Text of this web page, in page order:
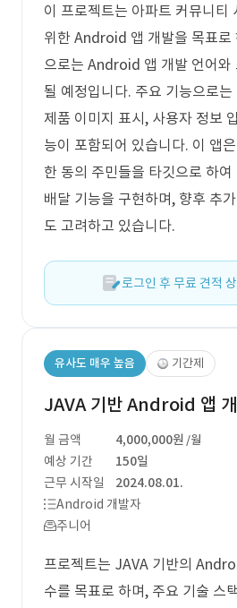
이 프로젝트는 아파트 커뮤니티
위한 Android 앱 개발을 목표로
으로는 Android 앱 개발 언어와
될 예정입니다. 주요 기능으로
제품 이미지 표시, 사용자 정보
능이 포함되어 있습니다. 이 앱
한 동의 주민들을 타깃으로 하
배달 기능을 구현하며, 향후 추
도 고려하고 있습니다.
로그인 후 무료 견적
유사도 매우 높음 기간제
JAVA 기반 Android 앱
월 금액 4,000,000원 /월
예상 기간
150일
근무 시작일
2024.08.01.
Android 개발자
주니어
프로젝트는 JAVA 기반의
수를 목표로 하며, 주요 기술 스